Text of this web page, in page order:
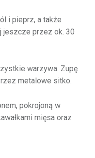
i pieprz, a także
jeszcze przez ok. 30
warzywa. Zupę
metalowe sitko.
pokrojoną w
mięsa oraz